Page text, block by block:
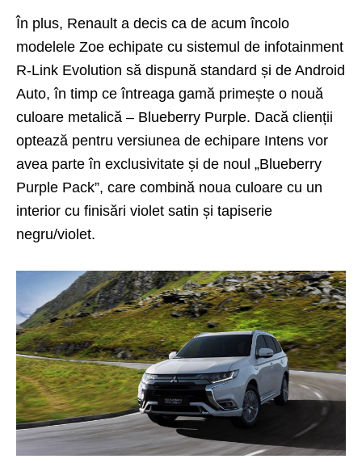
În plus, Renault a decis ca de acum încolo
modelele Zoe echipate cu sistemul de infotainment
R-Link Evolution să dispună standard și de Android
Auto, în timp ce întreaga gamă primește o nouă
culoare metalică – Blueberry Purple. Dacă clienții
optează pentru versiunea de echipare Intens vor
avea parte în exclusivitate și de noul „Blueberry
Purple Pack”, care combină noua culoare cu un
interior cu finisări violet satin și tapiserie
negru/violet.